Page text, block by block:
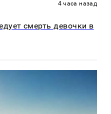
4 часа назад
смерть девочки в